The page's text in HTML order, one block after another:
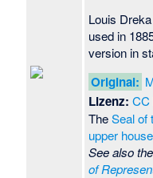
Louis
used in
version in
Original:
Lizenz: CC
TheSeal of
upper house
See also
of